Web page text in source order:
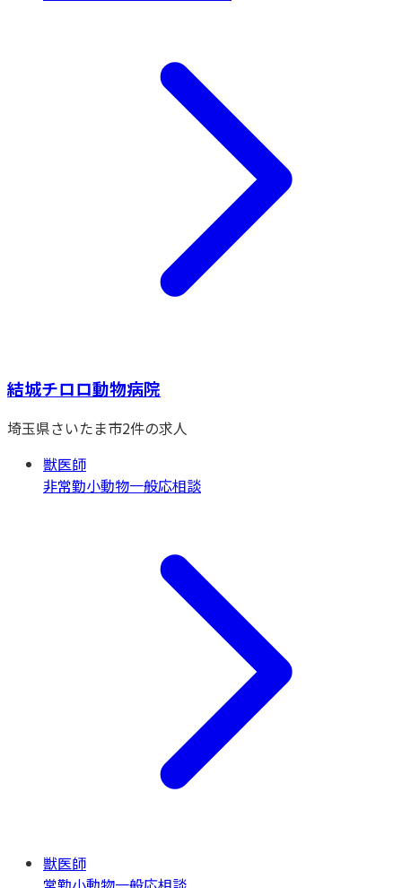
結城チロロ動物病院
埼玉県さいたま市2件の求人
獣医師
非常勤小動物一般応相談
獣医師